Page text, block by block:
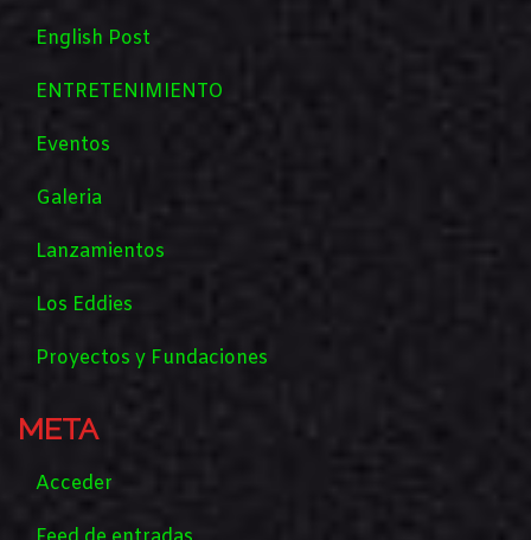
English Post
ENTRETENIMIENTO
Eventos
Galeria
Lanzamientos
Los Eddies
Proyectos y Fundaciones
META
Acceder